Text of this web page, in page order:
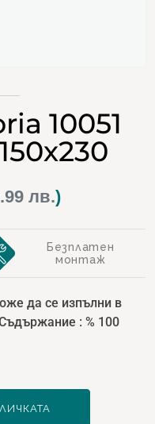
10051
лв.)
Безплатен
монтаж
да се изпълни в
: % 100